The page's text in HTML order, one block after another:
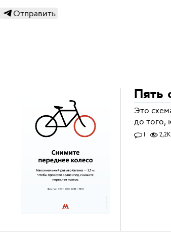
Отправить
Пять
Это
до того,
1 2,2K